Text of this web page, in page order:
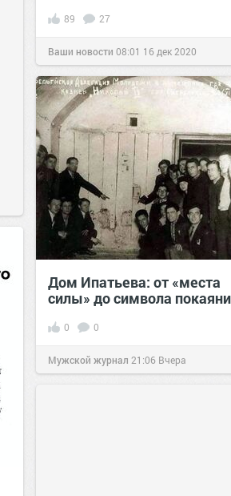
89 27
Ваши новости 08:01 16 дек 2020
Дом Ипатьева: от «места
силы» до символа
0 0
Мужской журнал 21:06 Вчера